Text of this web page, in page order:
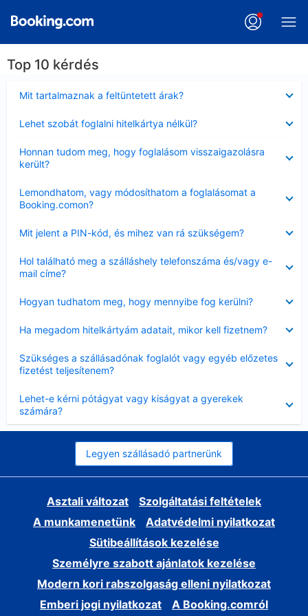
Top 10 kérdés
Mit tartalmaznak a feltüntetett árak?
Lehet szobát foglalni hitelkártya nélkül?
Honnan tudom meg, hogy foglalásom visszaigazolásra
került?
Lemondhatom, vagy módosíthatom a foglalásomat a
Booking.comon?
Mit jelent a PIN-kód, és mihez van rá szükségem?
Hol található meg a szálláshely telefonszáma és/vagy e-
mail címe?
Hogyan tudhatom meg, hogy mennyibe fog kerülni?
Ha megadom hitelkártyám adatait, mikor kell fizetnem?
Szükséges a szállásadónak foglalót vagy egyéb előzetes
fizetést teljesítenem?
Lehet-e kérni pótágyat vagy kiságyat a gyerekek
számára?
Legyen szállásadó partnerünk
Asztali változat
Szolgáltatási feltételek
A munkamenetünk
Adatvédelmi nyilatkozat
Sütibeállítások kezelése
Személyre szabott ajánlatok kezelése
Modern kori rabszolgaság elleni nyilatkozat
Emberi jogi nyilatkozat
A Booking.comról